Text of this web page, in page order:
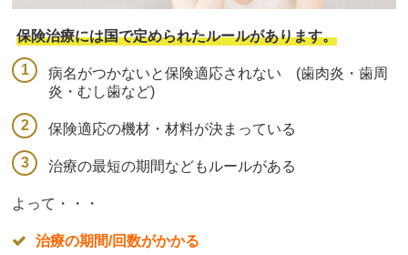
保険治療には国で定められたルールがあります。
病名がつかないと保険適応されない (歯肉炎・歯周
炎・むし歯など)
保険適応の機材・材料が決まっている
治療の最短の期間などもルールがある
よって・・・
治療の期間/回数がかかる